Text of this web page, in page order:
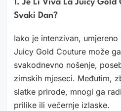
1. Je Li Viva La Juicy Gold
Svaki Dan?
Iako je intenzivan, umjereno
Juicy Gold Couture može
svakodnevno nošenje,
zimskih mjeseci. Međutim,
slatke prirode, mnogi ga
prilike ili večernje izlaske.